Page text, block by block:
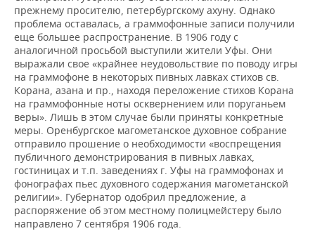
прежнему просителю, петербургскому ахуну. Однако
проблема оставалась, а граммофонные записи получили
еще большее распространение. В 1906 году с
аналогичной просьбой выступили жители Уфы. Они
выражали свое «крайнее неудовольствие по поводу игры
на граммофоне в некоторых пивных лавках стихов св.
Корана, азана и пр., находя переложение стихов Корана
на граммофонные ноты осквернением или поруганьем
веры». Лишь в этом случае были приняты конкретные
меры. Оренбургское магометанское духовное собрание
отправило прошение о необходимости «воспрещения
публичного демонстрирования в пивных лавках,
гостиницах и т.п. заведениях г. Уфы на граммофонах и
фонографах пьес духовного содержания магометанской
религии». Губернатор одобрил предложение, а
распоряжение об этом местному полицмейстеру было
направлено 7 сентября 1906 года.